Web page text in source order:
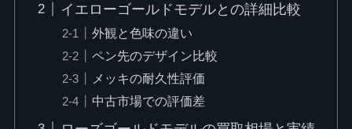
イエローゴールドモデルとの詳細比較
外観と色味の違い
ペン先のデザイン比較
メッキの耐久性評価
中古市場での評価差